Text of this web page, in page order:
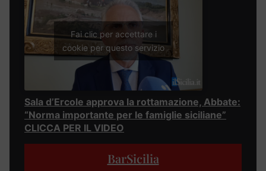
Fai clic per accettare i
cookie per questo servizio
Sala d’Ercole approva la rottamazione, Abbate:
“Norma importante per le famiglie siciliane”
CLICCA PER IL VIDEO
BarSicilia